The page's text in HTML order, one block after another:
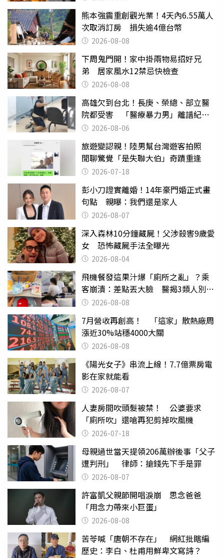
熊本強震重創觀光業！4天內6.55萬人
次取消訂房 損失逾4億台幣
2026-08-08
下周鬼門開！家中掛兩物易招好兄
弟 居家風水12禁忌快檢查
2026-08-08
高雄欠到台北！長庚、榮總、部立醫
院都受害 「醫療暴力男」離譜紀錄
曝光2026-08-06
旅遊變認親！陸男幫台灣遊客拍照
閒聊驚覺「是失聯大伯」奇蹟重逢
2026-07-18
彭小刀證實離婚！14年豪門婚正式畫
句點 親曝：我們還是家人
2026-08-07
深入森林10分鐘藏屍！父涉殺害9歲愛
女 恐怖藏屍手法全曝光
2026-08-04
飛機餐發這果汁爆「廁所之亂」？乘
客崩潰：差點丟大臉 醫揭3類人別亂
喝 2026-08-08
7月營收再創高！ 「這家」散熱廠周
漲近30%站穩4000大關
2026-08-08
《陽光女子》串流上線！7.7億票房電
影在家就能看
2026-08-07
人妻房間吹頭髮被禁！ 公婆要求
「廁所吹」還嗆再犯剪掉吹風機
2026-07-18
母親過世當天提領206萬辦後事「父子
遭判刑」 律師：搶錢先下手是罪
2026-08-07
許富凱父親節開唱淚崩 思念爸爸
「用念力帶來小巨蛋」
2026-08-08
苦苓喊「唐朝不存在」 網紅批瞎編
歷史：李白、杜甫用鮮卑文寫詩？